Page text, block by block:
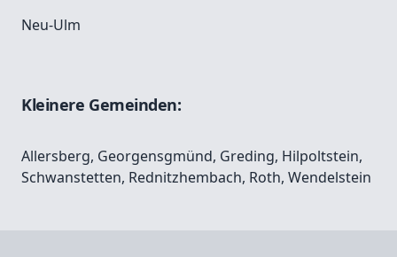
Neu-Ulm
Kleinere Gemeinden:
Allersberg, Georgensgmünd, Greding, Hilpoltstein,
Schwanstetten, Rednitzhembach, Roth, Wendelstein